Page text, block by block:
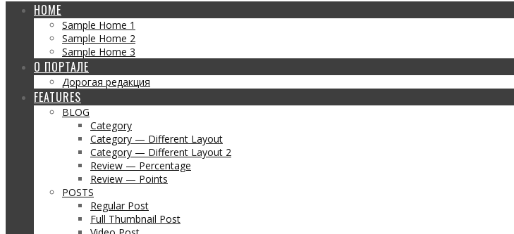
HOME
Sample Home 1
Sample Home 2
Sample Home 3
О ПОРТАЛЕ
Дорогая редакция
FEATURES
BLOG
Category
Category — Different Layout
Category — Different Layout 2
Review — Percentage
Review — Points
POSTS
Regular Post
Full Thumbnail Post